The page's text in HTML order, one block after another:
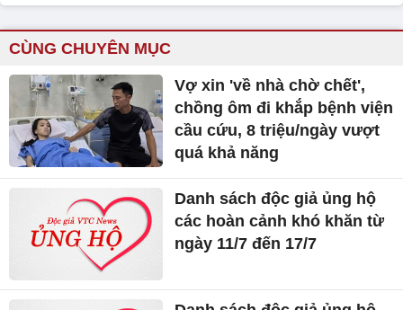
CÙNG CHUYÊN MỤC
Vợ xin 'về nhà chờ chết',
chồng ôm đi khắp bệnh viện
cầu cứu, 8 triệu/ngày vượt
quá khả năng
Danh sách độc giả ủng hộ
các hoàn cảnh khó khăn từ
ngày 11/7 đến 17/7